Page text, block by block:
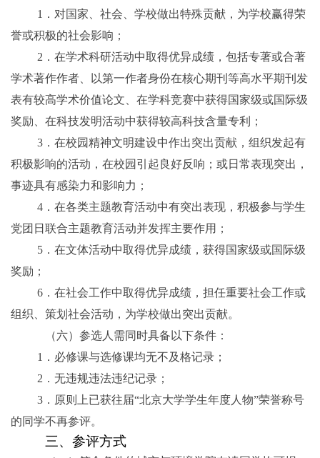
1 ． 对国家、社会、学校做出特殊贡献，为学校赢得荣
誉或积极的社会影响；
2 ．在学术科研活动中取得优异成绩，包括专著或合著
学术著作作者、以第一作者身份在核心期刊等高水平期刊发
表有较高学术价值论文、在学科竞赛中获得国家级或国际级
奖励、在科技发明活动中获得较高科技含量专利；
3 ．在校园精神文明建设中作出突出贡献，组织发起有
积极影响的活动，在校园引起良好反响；或日常表现突出，
事迹具有感染力和影响力；
4 ．在各类主题教育活动中有突出表现，积极参与学生
党团日联合主题教育活动并发挥主要作用；
5 ．在文体活动中取得优异成绩，获得国家级或国际级
奖励；
6 ．在社会工作中取得优异成绩，担任重要社会工作或
组织、策划社会活动，为学校做出突出贡献。
（六）参选人需同时具备以下条件：
1 ． 必修课与选修课均无不及格记录；
2 ．无违规违法违纪记录；
3 ． 原则上已获往届“北京大学学生年度人物”荣誉称号
的同学不再参评。
三、参评方式